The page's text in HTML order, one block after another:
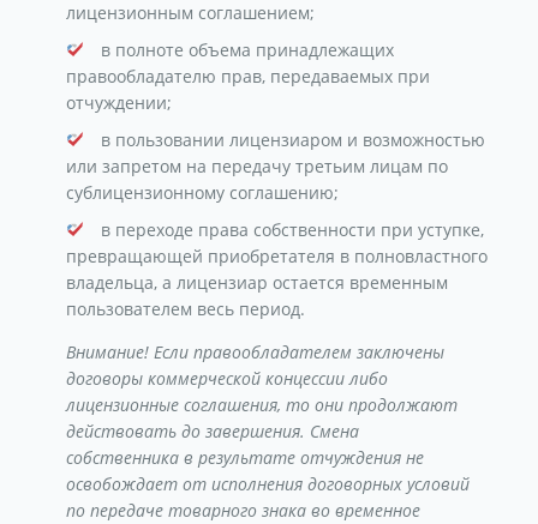
лицензионным соглашением;
в полноте объема принадлежащих
правообладателю прав, передаваемых при
отчуждении;
в пользовании лицензиаром и возможностью
или запретом на передачу третьим лицам по
сублицензионному соглашению;
в переходе права собственности при уступке,
превращающей приобретателя в полновластного
владельца, а лицензиар остается временным
пользователем весь период.
Внимание! Если правообладателем заключены
договоры коммерческой концессии либо
лицензионные соглашения, то они продолжают
действовать до завершения. Смена
собственника в результате отчуждения не
освобождает от исполнения договорных условий
по передаче товарного знака во временное